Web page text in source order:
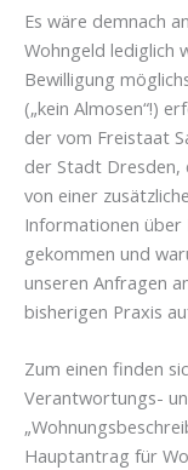
Es wäre demnach
Wohngeld lediglich
Bewilligung
(„kein Almosen“!)
der vom Freistaat
der Stadt Dresden,
von einer
Informationen über
gekommen und
unseren Anfragen
bisherigen Praxis
Zum einen finden
Verantwortungs-
Hauptantrag für